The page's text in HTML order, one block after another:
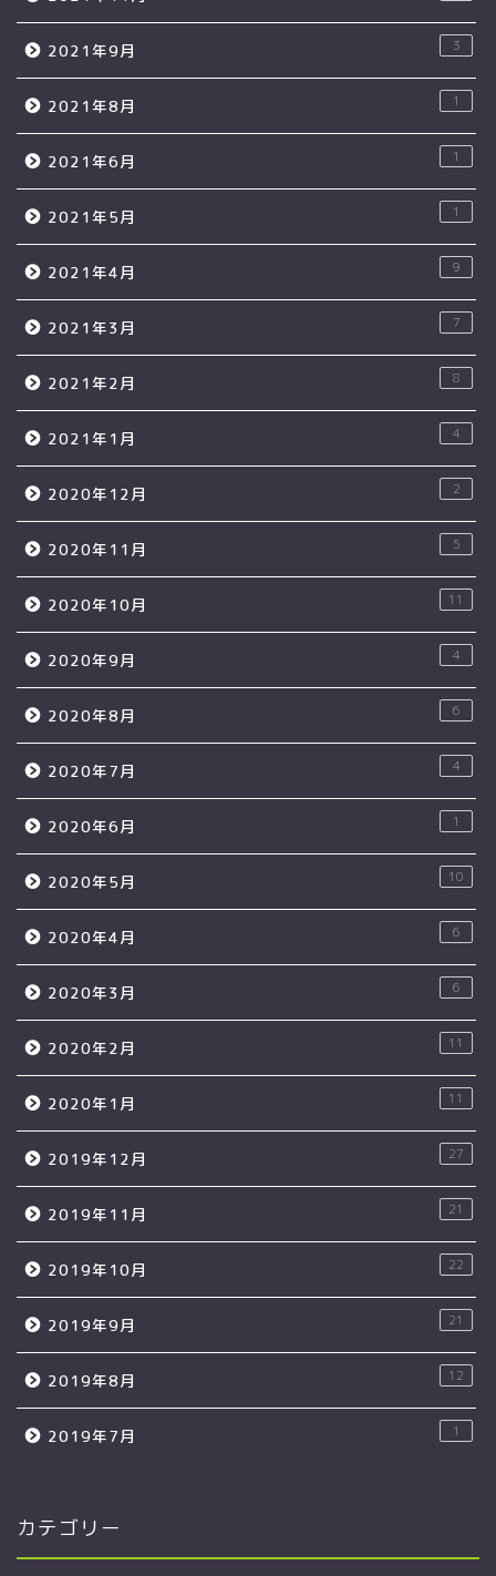
2021年9月 3
2021年8月 1
2021年6月 1
2021年5月 1
2021年4月 9
2021年3月 7
2021年2月 8
2021年1月 4
2020年12月 2
2020年11月 5
2020年10月 11
2020年9月 4
2020年8月 6
2020年7月 4
2020年6月 1
2020年5月 10
2020年4月 6
2020年3月 6
2020年2月 11
2020年1月 11
2019年12月 27
2019年11月 21
2019年10月 22
2019年9月 21
2019年8月 12
2019年7月 1
カテゴリー